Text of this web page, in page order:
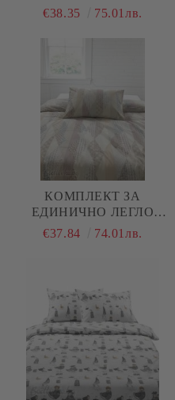
"ЧЕРНО И БЯЛО
€38.35 75.01лв.
КОМПЛЕКТ ЗА
ЕДИНИЧНО ЛЕГЛО
ЛИЛАВО- СИНИ
€37.84 74.01лв.